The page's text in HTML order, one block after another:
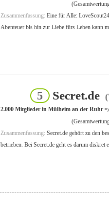
Zusammenfassung: Eine für Alle:
Abenteuer bis hin zur Liebe fürs Leben kann
5 Secret.de
2.000 Mitglieder in Mülheim an der Ruhr *)
Zusammenfassung: Secret.de gehört zu den
betrieben. Bei Secret.de geht es darum